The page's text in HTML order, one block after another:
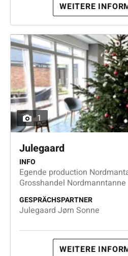
WEITERE
1
Julegaard
INFO
Egende production
Grosshandel Nordmanntanne
GESPRÄCHSPARTNER
Julegaard Jørn Sonne
WEITERE